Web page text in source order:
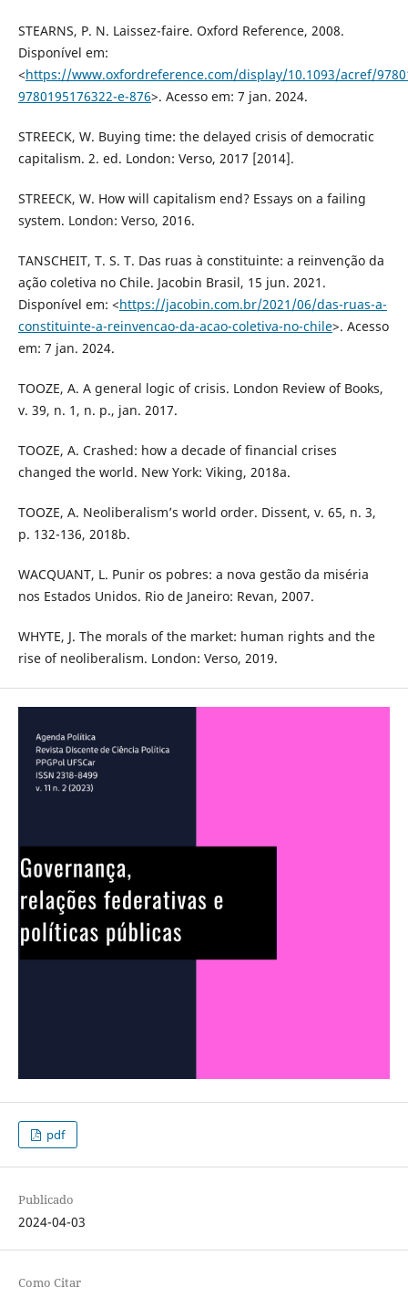
STEARNS, P. N. Laissez-faire. Oxford Reference, 2008.
Disponível em:
<https://www.oxfordreference.com/display/10.1093/acref/
9780195176322-e-876>. Acesso em: 7 jan. 2024.
STREECK, W. Buying time: the delayed crisis of democratic
capitalism. 2. ed. London: Verso, 2017 [2014].
STREECK, W. How will capitalism end? Essays on a failing
system. London: Verso, 2016.
TANSCHEIT, T. S. T. Das ruas à constituinte: a reinvenção da
ação coletiva no Chile. Jacobin Brasil, 15 jun. 2021.
Disponível em: <https://jacobin.com.br/2021/06/das-ruas-a-
constituinte-a-reinvencao-da-acao-coletiva-no-chile>. Acesso
em: 7 jan. 2024.
TOOZE, A. A general logic of crisis. London Review of Books,
v. 39, n. 1, n. p., jan. 2017.
TOOZE, A. Crashed: how a decade of financial crises
changed the world. New York: Viking, 2018a.
TOOZE, A. Neoliberalism’s world order. Dissent, v. 65, n. 3,
p. 132-136, 2018b.
WACQUANT, L. Punir os pobres: a nova gestão da miséria
nos Estados Unidos. Rio de Janeiro: Revan, 2007.
WHYTE, J. The morals of the market: human rights and the
rise of neoliberalism. London: Verso, 2019.
pdf
Publicado
2024-04-03
Como Citar